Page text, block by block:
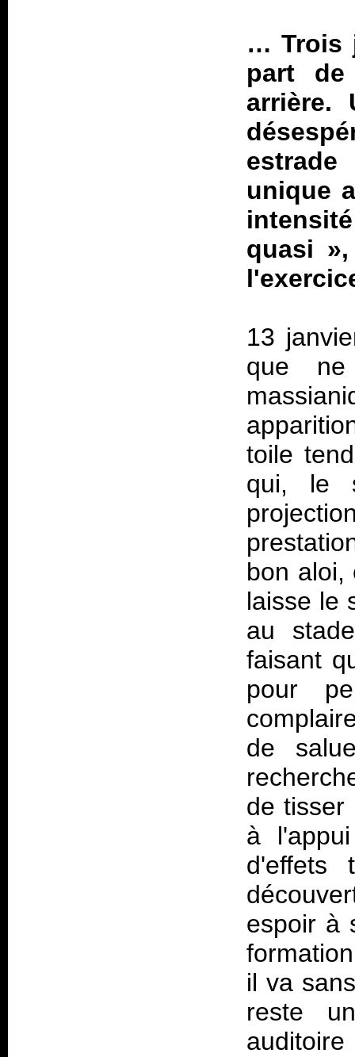
… Trois
part de
arrière.
unique
quasi
13
que
toile
qui, le
bon
laisse le
au
faisant
pour
de
de tisser
à
d'effets
espoir à
il va
reste